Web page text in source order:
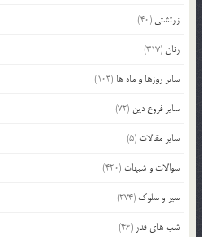
زرتشتی (40)
زنان(317)
سایر روزها و ماه ها (103)
سایر فروع دین (72)
سایر مقالات (5)
سوالات و شبهات (420)
سیر و سلوک (274)
شب های قدر (46)